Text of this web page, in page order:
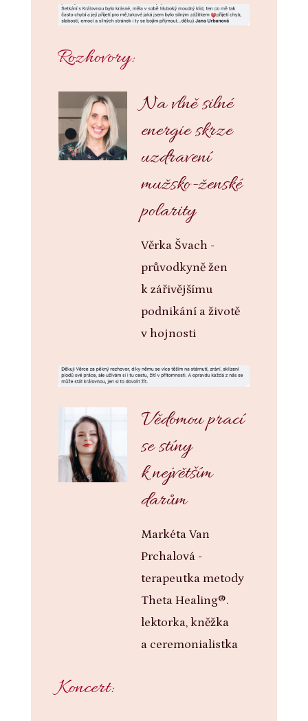
Rozhovory:
Na vlně silné
energie skrze
uzdravení
mužsko-ženské
polarity
Věrka Švach -
průvodkyně žen
k zářivějšímu
podnikání a životě
v hojnosti
Vědomou prací
se stíny
k největším
darům
Markéta Van
Prchalová -
terapeutka metody
Theta Healing®.
lektorka, kněžka
a ceremonialistka
Koncert: